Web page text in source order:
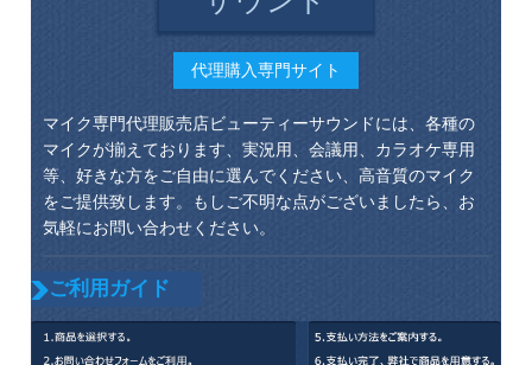
代理購入専門サイト
マイク専門代理販売店ビューティーサウンドには、各種の
マイクが揃えております、実況用、会議用、カラオケ専用
等、好きな方をご自由に選んでください、高音質のマイク
をご提供致します。もしご不明な点がございましたら、お
気軽にお問い合わせください。
ご利用ガイド